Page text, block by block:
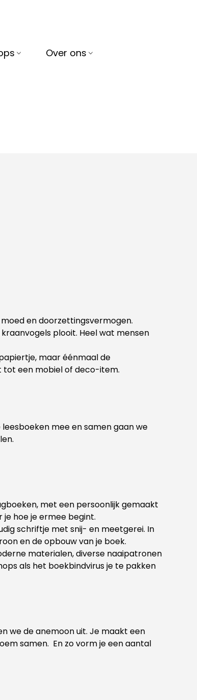
Over ons
en doorzettingsvermogen.
plooit. Heel wat mensen
maar éénmaal de
tot een mobiel of deco-item.
mee en samen gaan we
met een persoonlijk gemaakt
hoe je ermee begint.
schriftje met snij- en meetgerei. In
en de opbouw van je boek.
materialen, diverse naaipatronen
als het boekbindvirus je te pakken
we de anemoon uit. Je maakt een
samen. En zo vorm je een aantal